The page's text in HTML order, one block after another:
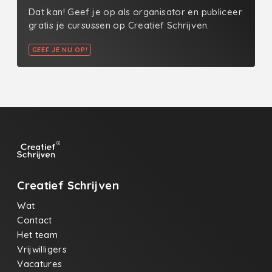
Dat kan! Geef je op als organisator en publiceer
gratis je cursussen op Creatief Schrijven.
GEEF JE NU OP!
Creatief Schrijven
Wat
Contact
Het team
Vrijwilligers
Vacatures